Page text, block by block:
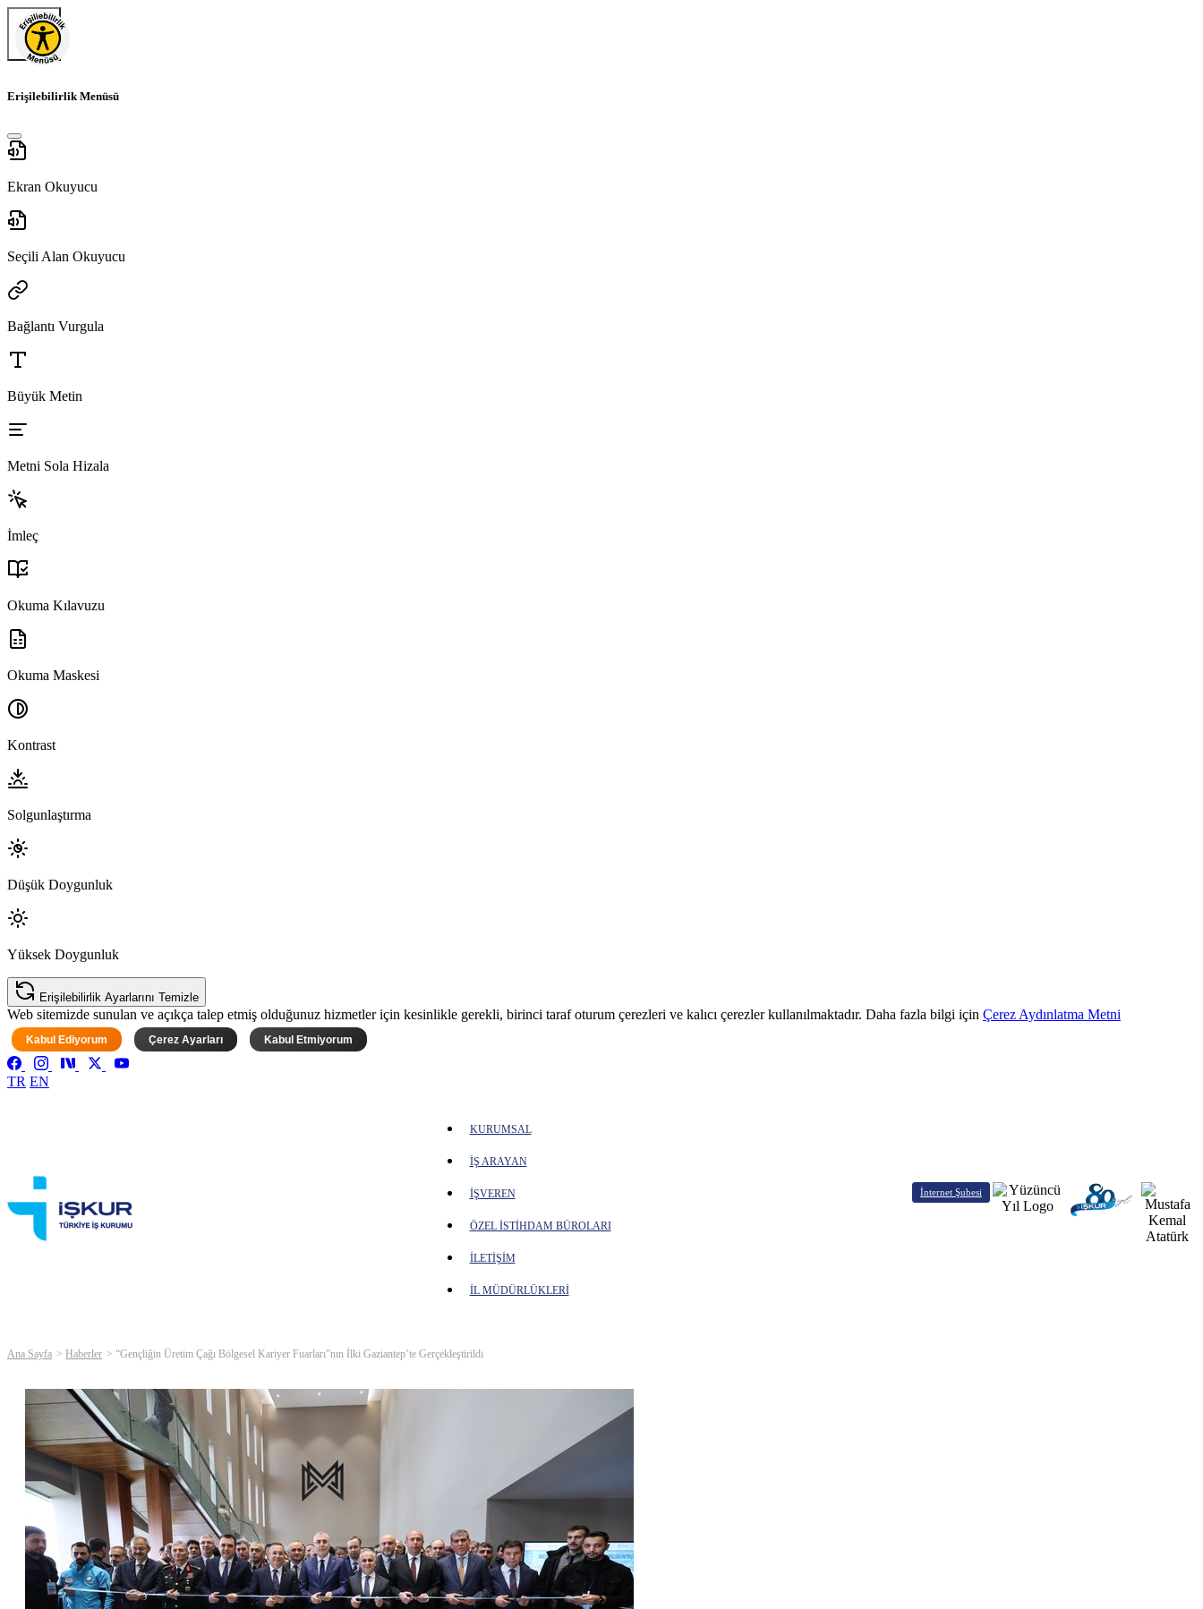
Erişilebilirlik Menüsü
Ekran Okuyucu
Seçili Alan Okuyucu
Bağlantı Vurgula
Büyük Metin
Metni Sola Hizala
İmleç
Okuma Kılavuzu
Okuma Maskesi
Kontrast
Solgunlaştırma
Düşük Doygunluk
Yüksek Doygunluk
Erişilebilirlik Ayarlarını Temizle
Web sitemizde sunulan ve açıkça talep etmiş olduğunuz hizmetler için kesinlikle gerekli, birinci taraf oturum çerezleri ve kalıcı çerezler kullanılmaktadır. Daha fazla bilgi için Çerez Aydınlatma Metni
Kabul Ediyorum Çerez Ayarları Kabul Etmiyorum
TR EN
KURUMSAL
İŞ ARAYAN
İŞVEREN
ÖZEL İSTİHDAM BÜROLARI
İLETİŞİM
İL MÜDÜRLÜKLERİ
İnternet Şubesi
Ana Sayfa Haberler “Gençliğin Üretim Çağı Bölgesel Kariyer Fuarları”nın İlki Gaziantep’te Gerçekleştirildi